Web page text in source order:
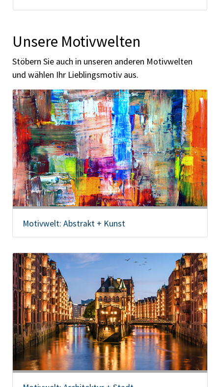
Unsere Motivwelten
Stöbern Sie auch in unseren anderen Motivwelten
und wählen Ihr Lieblingsmotiv aus.
Motivwelt: Abstrakt + Kunst